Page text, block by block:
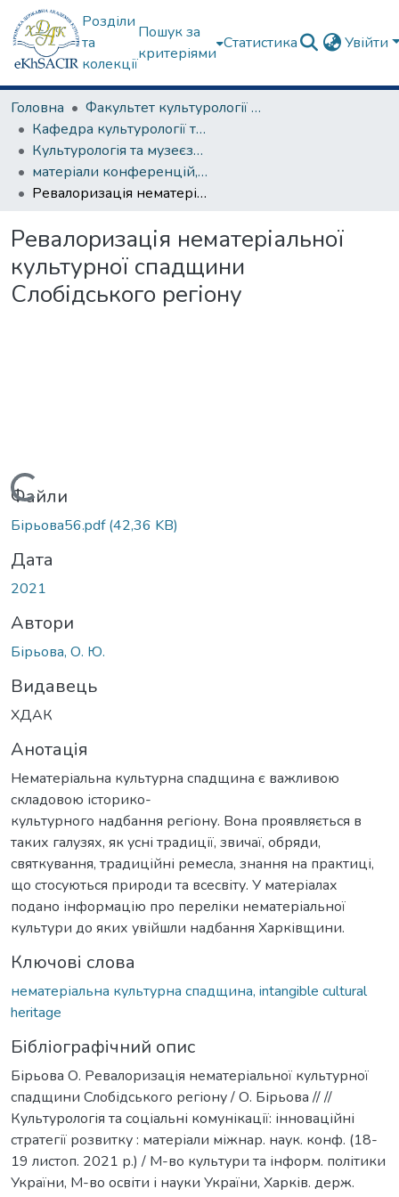
Розділи
та
колекції
Пошук за
критеріями
Статистика Увійти
Головна
Факультет культурології та соціальних комунікацій
Кафедра культурології та музеєзнавства
Культурологія та музеєзнавство
матеріали конференцій, семінарів, круглих столів та ін.
Ревалоризація нематеріальної культурної спадщини Слобідського регіону
Ревалоризація нематеріальної
культурної спадщини
Слобідського регіону
Вантажиться...
Файли
Бірьова56.pdf(42,36 KB)
Дата
2021
Автори
Бірьова, О. Ю.
Видавець
ХДАК
Анотація
Нематеріальна культурна спадщина є важливою
складовою історико-
культурного надбання регіону. Вона проявляється в
таких галузях, як усні традиції, звичаї, обряди,
святкування, традиційні ремесла, знання на практиці,
що стосуються природи та всесвіту. У матеріалах
подано інформацію про переліки нематеріальної
культури до яких увійшли надбання Харківщини.
Ключові слова
нематеріальна культурна спадщина, intangible cultural
heritage
Бібліографічний опис
Бірьова О. Ревалоризація нематеріальної культурної
спадщини Слобідського регіону / О. Бірьова // //
Культурологія та соціальні комунікації: інноваційні
стратегії розвитку : матеріали міжнар. наук. конф. (18-
19 листоп. 2021 р.) / М-во культури та інформ. політики
України, М-во освіти і науки України, Харків. держ.